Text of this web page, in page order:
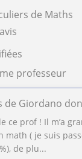
de Maths
professeur
de Giordano
ce prof ! Il m’a
math ( je suis
de plu...